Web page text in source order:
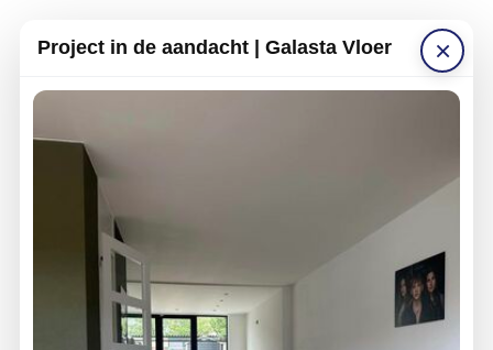
×
Project in de aandacht | Galasta Vloer